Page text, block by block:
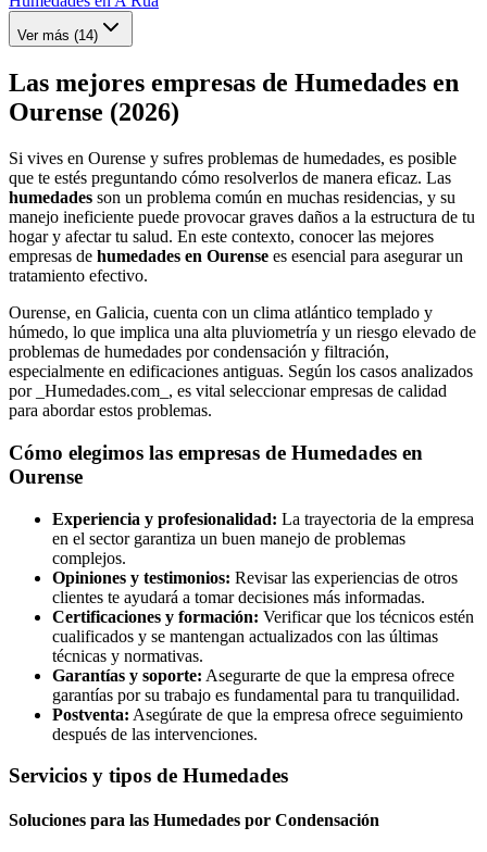
Ver más (14)
Las mejores empresas de Humedades en
Ourense (2026)
Si vives en Ourense y sufres problemas de humedades, es posible
que te estés preguntando cómo resolverlos de manera eficaz. Las
humedades son un problema común en muchas residencias, y su
manejo ineficiente puede provocar graves daños a la estructura de tu
hogar y afectar tu salud. En este contexto, conocer las mejores
empresas de humedades en Ourense es esencial para asegurar un
tratamiento efectivo.
Ourense, en Galicia, cuenta con un clima atlántico templado y
húmedo, lo que implica una alta pluviometría y un riesgo elevado de
problemas de humedades por condensación y filtración,
especialmente en edificaciones antiguas. Según los casos analizados
por _Humedades.com_, es vital seleccionar empresas de calidad
para abordar estos problemas.
Cómo elegimos las empresas de Humedades en
Ourense
Experiencia y profesionalidad: La trayectoria de la empresa
en el sector garantiza un buen manejo de problemas
complejos.
Opiniones y testimonios: Revisar las experiencias de otros
clientes te ayudará a tomar decisiones más informadas.
Certificaciones y formación: Verificar que los técnicos estén
cualificados y se mantengan actualizados con las últimas
técnicas y normativas.
Garantías y soporte: Asegurarte de que la empresa ofrece
garantías por su trabajo es fundamental para tu tranquilidad.
Postventa: Asegúrate de que la empresa ofrece seguimiento
después de las intervenciones.
Servicios y tipos de Humedades
Soluciones para las Humedades por Condensación